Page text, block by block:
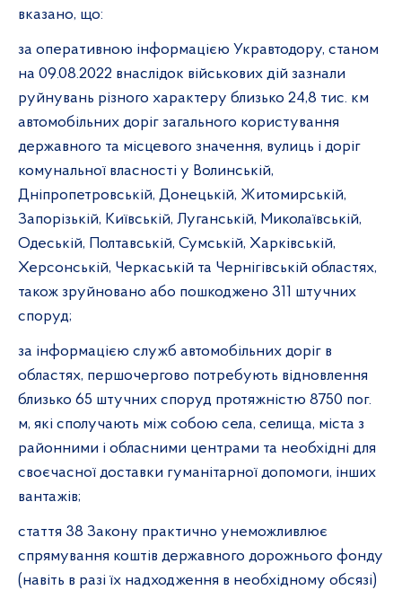
вказано, що:
за оперативною інформацією Укравтодору, станом
на 09.08.2022 внаслідок військових дій зазнали
руйнувань різного характеру близько 24,8 тис. км
автомобільних доріг загального користування
державного та місцевого значення, вулиць і доріг
комунальної власності у Волинській,
Дніпропетровській, Донецькій, Житомирській,
Запорізькій, Київській, Луганській, Миколаївській,
Одеській, Полтавській, Сумській, Харківській,
Херсонській, Черкаській та Чернігівській областях,
також зруйновано або пошкоджено 311 штучних
споруд;
за інформацією служб автомобільних доріг в
областях, першочергово потребують відновлення
близько 65 штучних споруд протяжністю 8750 пог.
м, які сполучають між собою села, селища, міста з
районними і обласними центрами та необхідні для
своєчасної доставки гуманітарної допомоги, інших
вантажів;
стаття 38 Закону практично унеможливлює
спрямування коштів державного дорожнього фонду
(навіть в разі їх надходження в необхідному обсязі)